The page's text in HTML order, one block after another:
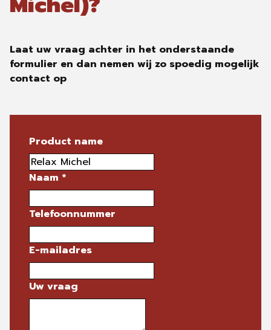
Laat uw vraag achter in het onderstaande
formulier en dan nemen wij zo spoedig mogelijk
contact op
Product name
Naam *
Telefoonnummer
E-mailadres
Uw vraag